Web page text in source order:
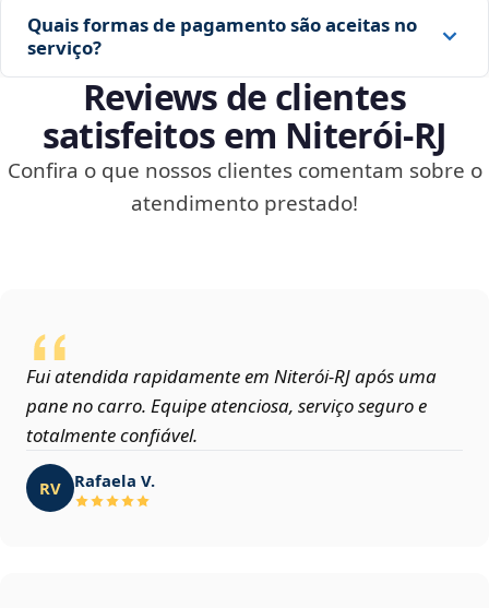
Quais formas de pagamento são aceitas no
serviço?
Reviews de clientes
satisfeitos em Niterói‑RJ
Confira o que nossos clientes comentam sobre o
atendimento prestado!
Fui atendida rapidamente em Niterói‑RJ após uma
pane no carro. Equipe atenciosa, serviço seguro e
totalmente confiável.
RV Rafaela V.